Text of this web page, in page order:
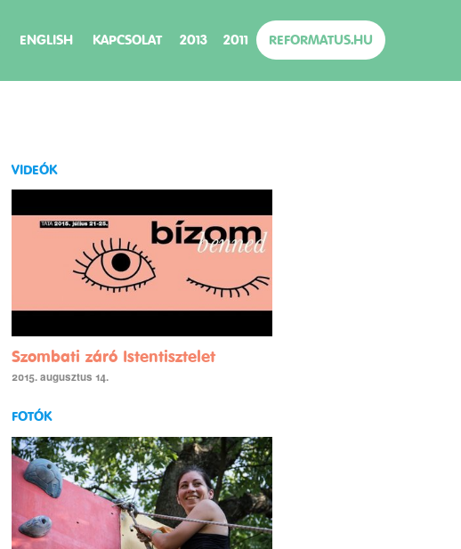
ENGLISH KAPCSOLAT 2013 2011 REFORMATUS.HU
VIDEÓK
Szombati záró Istentisztelet
2015. augusztus 14.
FOTÓK